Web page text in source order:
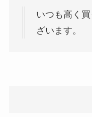
いつも高く
ざいます。